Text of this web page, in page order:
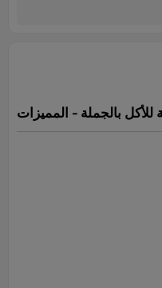
للأكل بالجملة - المميزات